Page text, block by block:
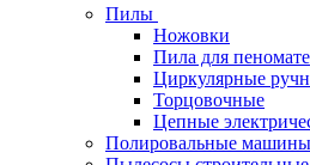
Пилы
Ножовки
Пила для
Циркулярные
Торцовочные
Цепные
Полировальные машины